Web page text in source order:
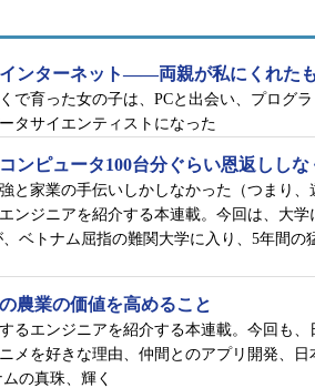
ンターネット――両親が私にくれた
で育った女の子は、PCと出会い、プログ
タサイエンティストになった
ンピュータ100台分ぐらい恩返ししな
と家業の手伝いしかしなかった（つまり
ンジニアを紹介する本連載。今回は、大学
ベトナム屈指の難関大学に入り、5年間の
農業の価値を高めること
るエンジニアを紹介する本連載。今回も
メを好きな理由、仲間とのアプリ開発、
の真珠、輝く